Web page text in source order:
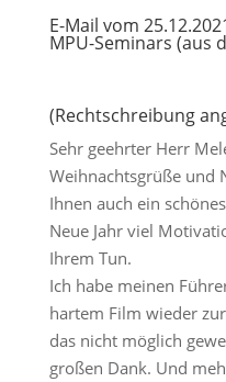
E-Mail vom
MPU-Seminars (aus
(Rechtschreibung
Sehr geehrter Herr
Weihnachtsgrüße und
Ihnen auch ein
Neue Jahr viel
Ihrem Tun.
Ich habe meinen
hartem Film wieder
das nicht möglich
großen Dank. Und